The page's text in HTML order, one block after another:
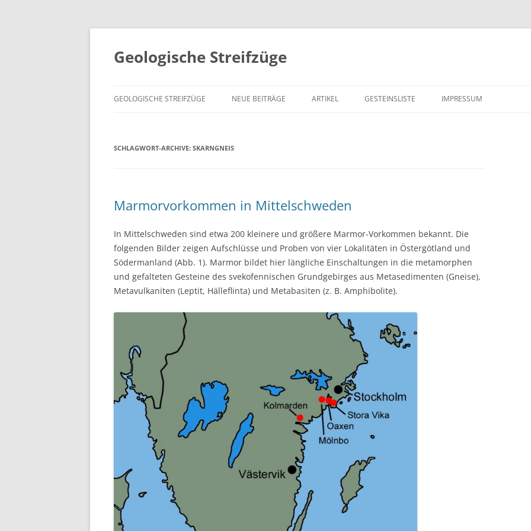
Geologische Streifzüge
Inhalt
GEOLOGISCHE STREIFZÜGE NEUE BEITRÄGE ARTIKEL GESTEINSLISTE IMPRESSUM
SCHLAGWORT-ARCHIVE: SKARNGNEIS
Marmorvorkommen in Mittelschweden
In Mittelschweden sind etwa 200 kleinere und größere Marmor-Vorkommen bekannt. Die
folgenden Bilder zeigen Aufschlüsse und Proben von vier Lokalitäten in Östergötland und
Södermanland (Abb. 1). Marmor bildet hier längliche Einschaltungen in die metamorphen
und gefalteten Gesteine des svekofennischen Grundgebirges aus Metasedimenten (Gneise),
Metavulkaniten (Leptit, Hälleflinta) und Metabasiten (z. B. Amphibolite).